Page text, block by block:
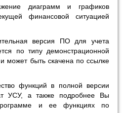
диаграмм и графиков
финансовой ситуацией
версия ПО для учета
по типу демонстрационной
может быть скачена по ссылке
функций в полной версии
УСУ, а также подробнее Вы
и ее функциях по